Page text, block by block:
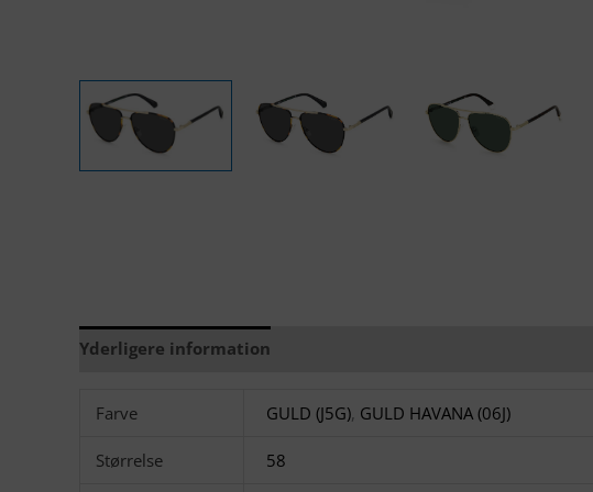
Yderligere information
Farve GULD (J5G), GULD HAVANA (06J)
Størrelse 58